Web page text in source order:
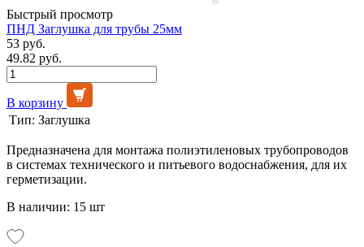
Быстрый просмотр
ПНД Заглушка для трубы 25мм
53 руб.
49.82 руб.
В корзину
Тип: Заглушка
Предназначена для монтажа полиэтиленовых трубопроводов
в системах технического и питьевого водоснабжения, для их
герметизации.
В наличии: 15 шт